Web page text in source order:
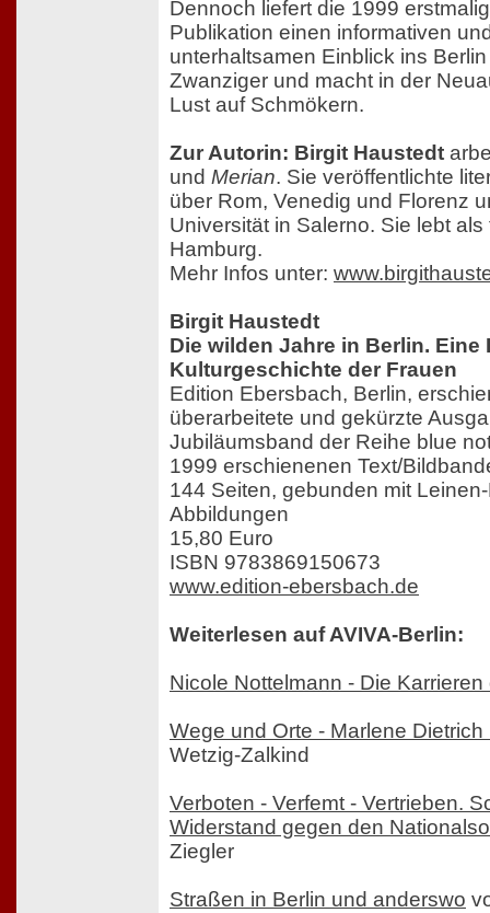
Dennoch liefert die 1999
Publikation einen informativen
unterhaltsamen Einblick ins
Zwanziger und macht in der
Lust auf Schmökern.
Zur Autorin: Birgit Haustedt
und Merian. Sie veröffentlichte
über Rom, Venedig und Florenz
Universität in Salerno. Sie lebt als
Hamburg.
Mehr Infos unter:
Birgit Haustedt
Die wilden Jahre in Berlin. Eine
Kulturgeschichte der Frauen
Edition Ebersbach, Berlin,
überarbeitete und gekürzte
Jubiläumsband der Reihe blue
1999 erschienenen Text/
144 Seiten, gebunden mit
Abbildungen
15,80 Euro
ISBN 9783869150673
www.edition-ebersbach.de
Weiterlesen auf AVIVA-Berlin:
Nicole Nottelmann - Die
Wege und Orte - Marlene Dietrich
Wetzig-Zalkind
Verboten - Verfemt - Vertrieben.
Widerstand gegen den
Ziegler
Straßen in Berlin und anderswo